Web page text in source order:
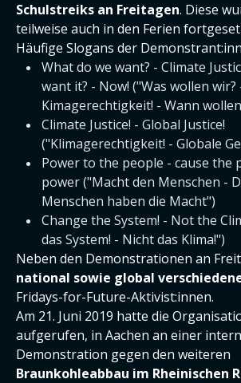
Schulstreiks an Freitagen. Diese
teilweise auch in den Ferien
Häufige Slogans der
What do we want? - Climate
want it? - Now! ("Was wollen wir?
Kimagerechtigkeit! - Wann
Climate Justice! - Global Justice!
("Klimagerechtigkeit! - Globale
Power to the people - cause the
power ("Macht den Menschen -
Menschen haben die Macht")
Change the System! - Not the
das System! - Nicht das Klima!")
Neben den Demonstrationen an
national sowie global
Fridays-for-Future-Aktivist:innen.
Am 21. Juni 2019 hatte die
aufgerufen, in Aachen an einer
Demonstration gegen den weiteren
Braunkohleabbau im Rheinischen